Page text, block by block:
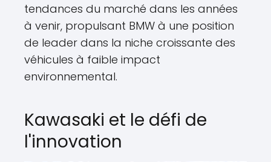
tendances du marché dans les années
à venir, propulsant BMW à une position
de leader dans la niche croissante des
véhicules à faible impact
environnemental.
Kawasaki et le défi de
l'innovation